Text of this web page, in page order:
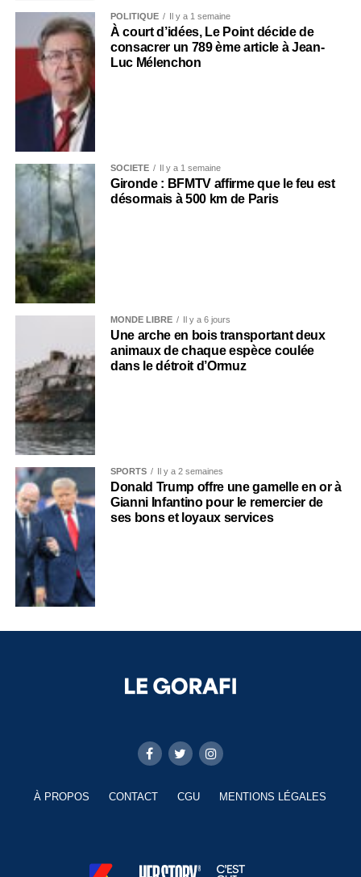
POLITIQUE Il y a 1 semaine
À court d’idées, Le Point décide de
consacrer un 789 ème article à Jean-
Luc Mélenchon
SOCIÉTÉ Il y a 1 semaine
Gironde : BFMTV affirme que le feu est
désormais à 500 km de Paris
MONDE LIBRE Il y a 6 jours
Une arche en bois transportant deux
animaux de chaque espèce coulée
dans le détroit d’Ormuz
SPORTS Il y a 2 semaines
Donald Trump offre une gamelle en or à
Gianni Infantino pour le remercier de
ses bons et loyaux services
À PROPOS CONTACT CGU MENTIONS LÉGALES